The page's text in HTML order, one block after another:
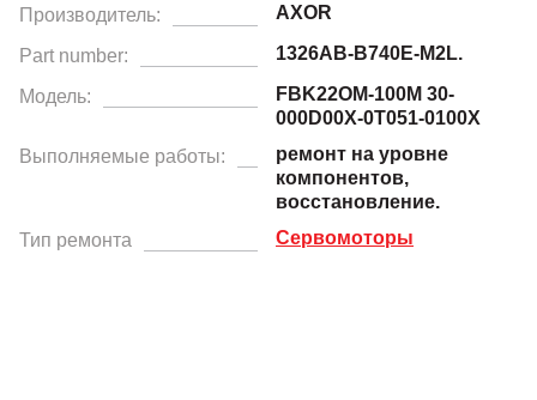
Производитель: AXOR
Part number: 1326AB-B740E-M2L.
Модель:
FBK22OM-100M 30-
000D00X-0T051-0100X
Выполняемые работы:
ремонт на уровне
компонентов,
восстановление.
Тип ремонта
Сервомоторы